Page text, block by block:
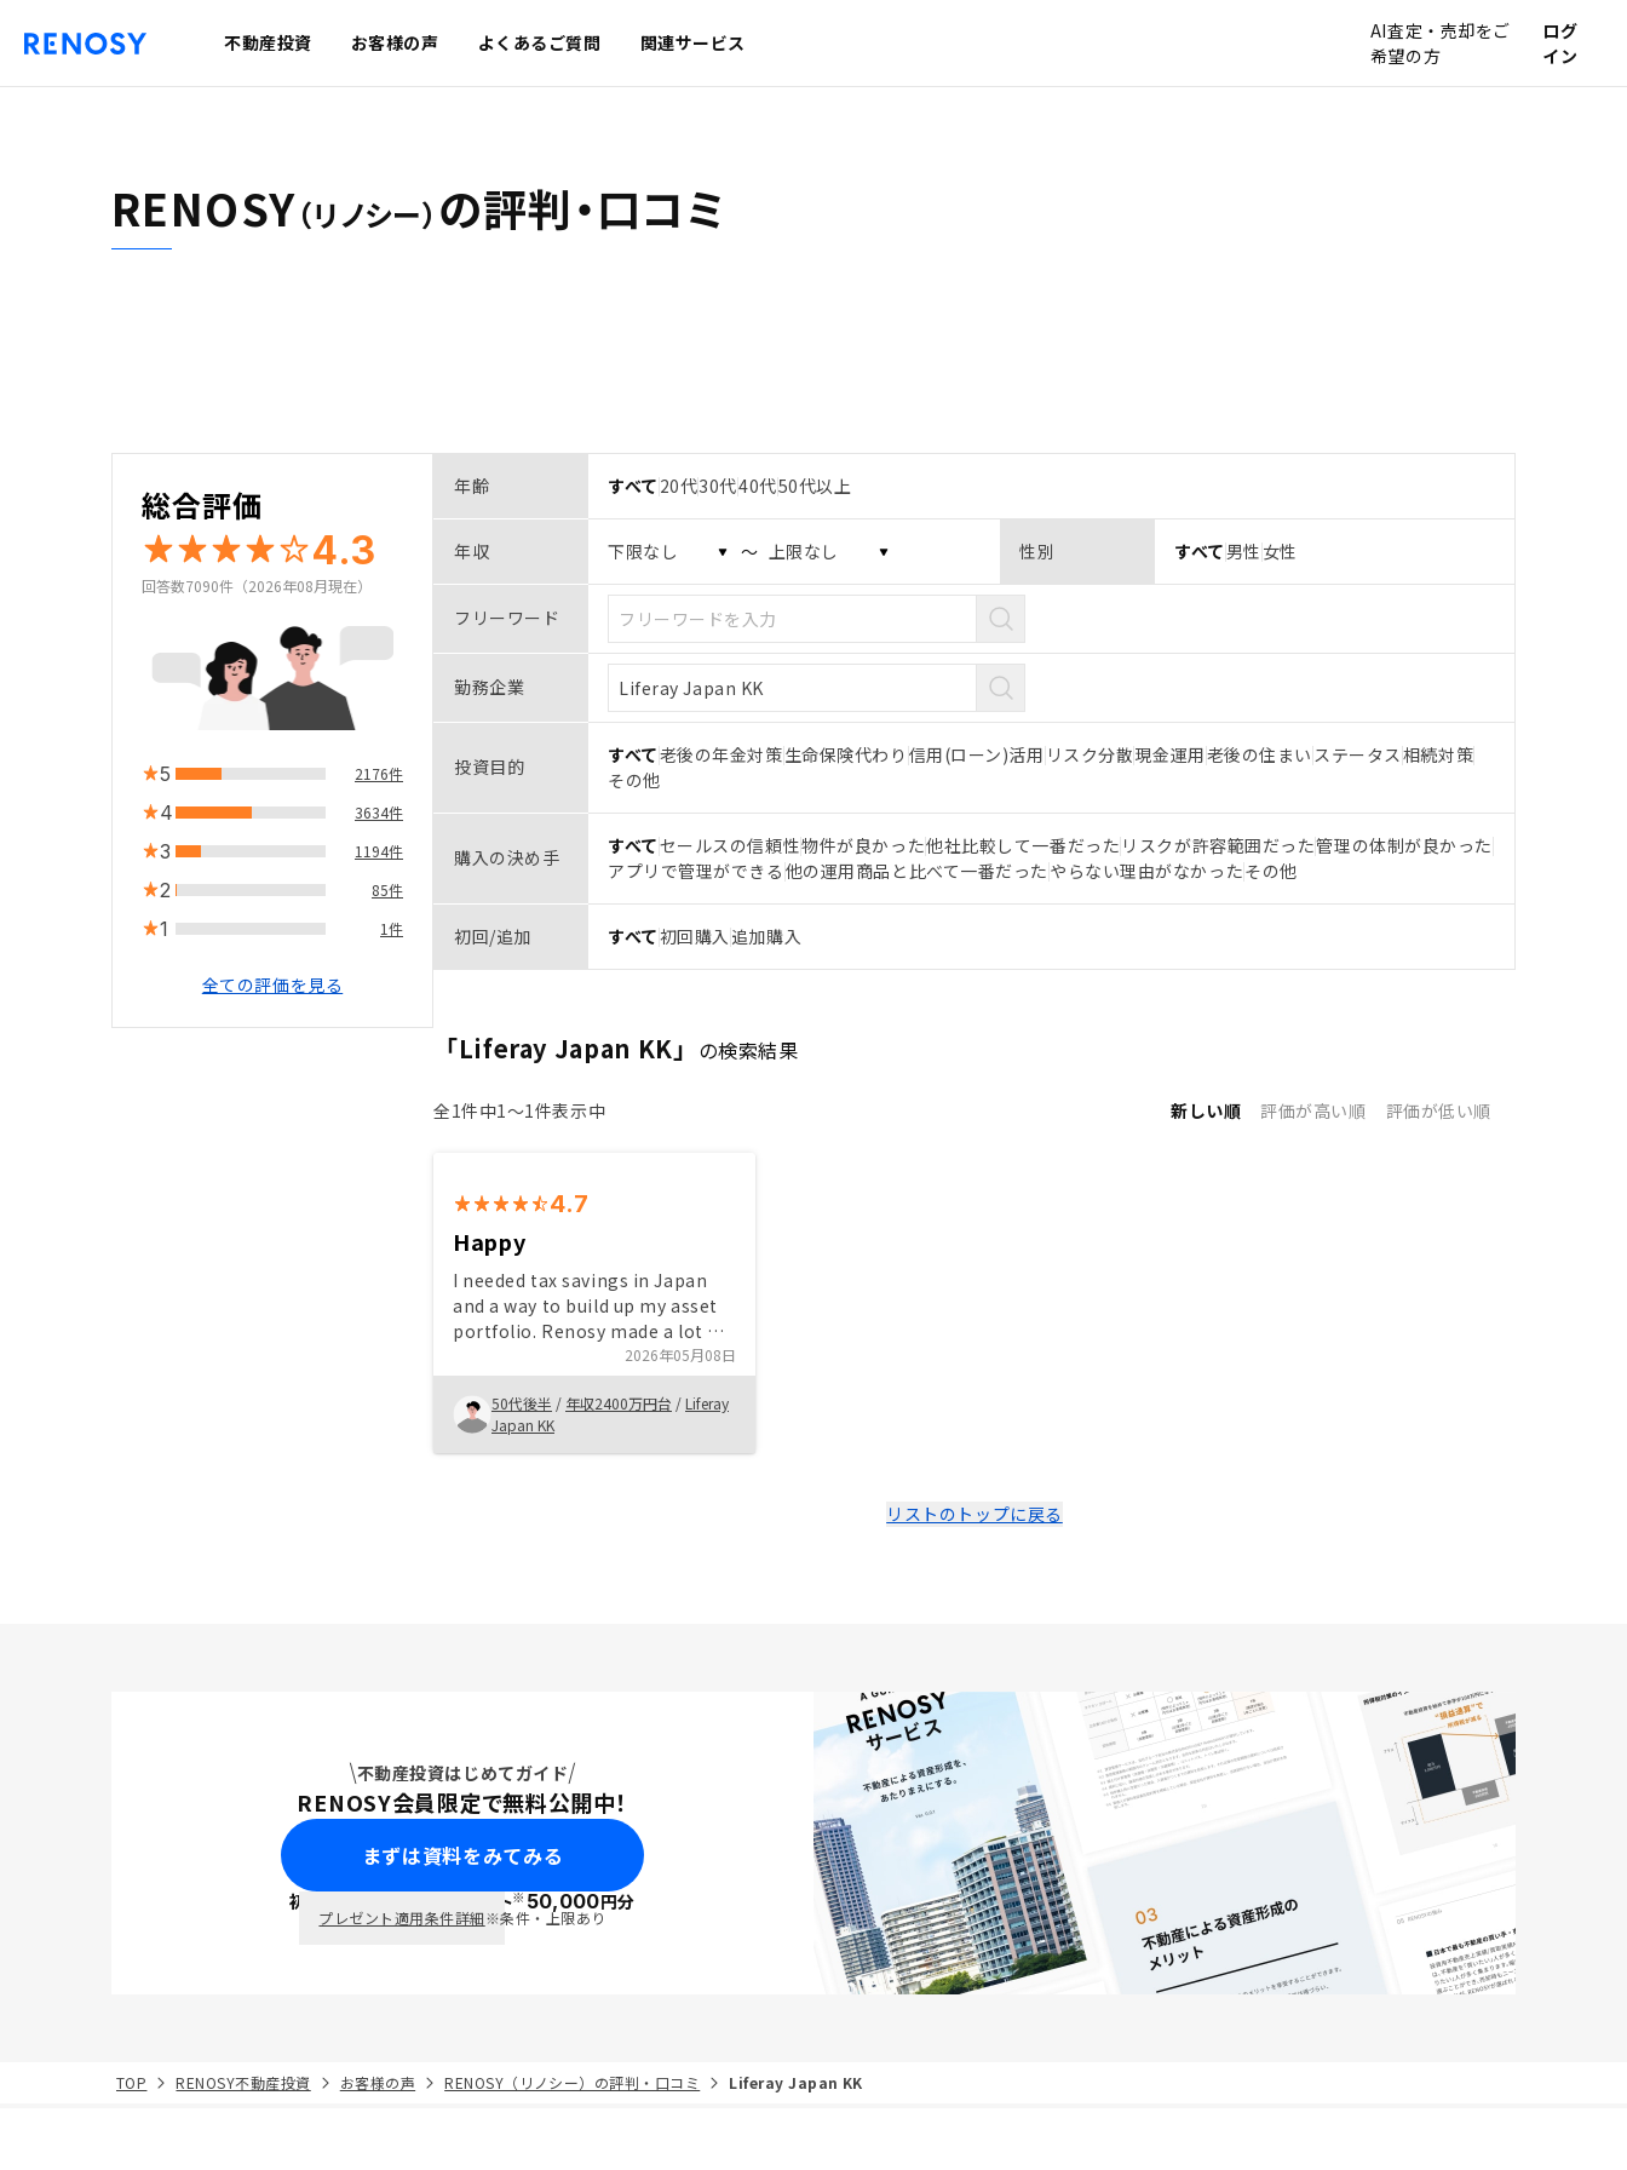
不動産投資 お客様の声 よくあるご質問 関連サービス
AI査定・売却をご
希望の方
ログ
イン
RENOSY（リノシー） の評判・口コミ
総合評価
4.3
回答数7090件（2026年08月現在）
5 2176件
4 3634件
3 1194件
2 85件
1 1件
全ての評価を見る
年齢 すべて 20代30代40代50代以上
年収 〜 性別 すべて 男性 女性
フリーワード
勤務企業
投資目的 すべて老後の年金対策生命保険代わり 信用(ローン)活用 リスク分散現金運用老後の住まい ステータス相続対策
その他
購入の決め手 すべてセールスの信頼性物件が良かった他社比較して一番だった リスクが許容範囲だった管理の体制が良かった
アプリで管理ができる 他の運用商品と比べて一番だった やらない理由がなかったその他
初回/追加 すべて初回購入 追加購入
「Liferay Japan KK」 の検索結果
全1件中1〜1件表示中 新しい順 評価が高い順 評価が低い順
4.7
Happy
I needed tax savings in Japan
and a way to build up my asset
portfolio. Renosy made a lot of
sense and their sales process
and representative made me
feel very comfortable. None
2026年05月08日
50代後半 / 年収2400万円台 /Liferay
Japan KK
リストのトップに戻る
不動産投資はじめてガイド
RENOSY会員限定で無料公開中！
まずは資料をみてみる
初回面談で ポイント※50,000円分
プレゼント適用条件詳細※条件・上限あり
TOP RENOSY不動産投資 お客様の声 RENOSY（リノシー）の評判・口コミ Liferay Japan KK